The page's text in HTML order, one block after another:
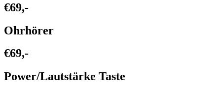
€69,-
Ohrhörer
€69,-
Power/Lautstärke Taste